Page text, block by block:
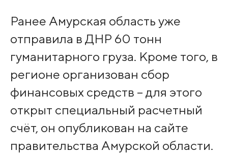
Ранее Амурская область уже
отправила в ДНР 60 тонн
гуманитарного груза. Кроме того, в
регионе организован сбор
финансовых средств – для этого
открыт специальный расчетный
счёт, он опубликован на сайте
правительства Амурской области.